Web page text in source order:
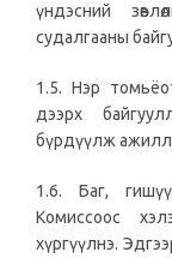
үндэсний
судалгааны
1.5. Нэр
дээрх
бүрдүүлж
1.6. Баг,
Комиссоос
хүргүүлнэ.